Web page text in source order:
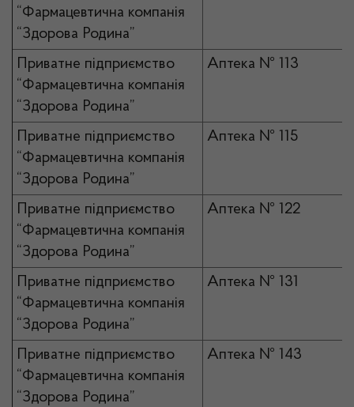
“Фармацевтична компанія
“Здорова Родина”
Приватне підприємство
“Фармацевтична компанія
“Здорова Родина”
Аптека № 113
Приватне підприємство
“Фармацевтична компанія
“Здорова Родина”
Аптека № 115
Приватне підприємство
“Фармацевтична компанія
“Здорова Родина”
Аптека № 122
Приватне підприємство
“Фармацевтична компанія
“Здорова Родина”
Аптека № 131
Приватне підприємство
“Фармацевтична компанія
“Здорова Родина”
Аптека № 143